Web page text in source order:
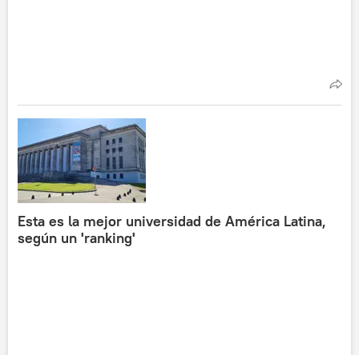
Esta es la mejor universidad de América Latina,
según un 'ranking'